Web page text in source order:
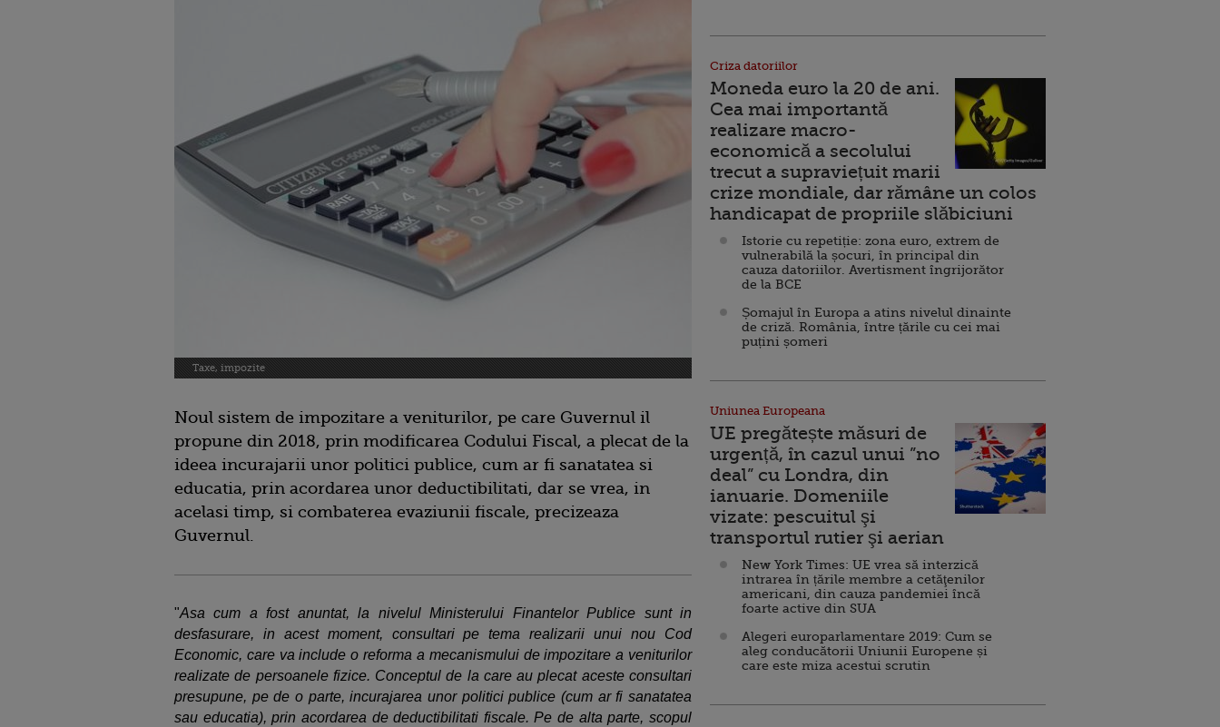
Taxe, impozite
Noul sistem de impozitare a veniturilor, pe care Guvernul il
propune din 2018, prin modificarea Codului Fiscal, a plecat de la
ideea incurajarii unor politici publice, cum ar fi sanatatea si
educatia, prin acordarea unor deductibilitati, dar se vrea, in
acelasi timp, si combaterea evaziunii fiscale, precizeaza
Guvernul.
"Asa cum a fost anuntat, la nivelul Ministerului Finantelor Publice sunt in
desfasurare, in acest moment, consultari pe tema realizarii unui nou Cod
Economic, care va include o reforma a mecanismului de impozitare a veniturilor
realizate de persoanele fizice. Conceptul de la care au plecat aceste consultari
presupune, pe de o parte, incurajarea unor politici publice (cum ar fi sanatatea
sau educatia), prin acordarea de deductibilitati fiscale. Pe de alta parte, scopul
Criza datoriilor
Moneda euro la 20 de ani.
Cea mai importantă
realizare macro-
economică a secolului
trecut a supraviețuit marii
crize mondiale, dar rămâne un colos
handicapat de propriile slăbiciuni
Istorie cu repetiție: zona euro, extrem de
vulnerabilă la șocuri, în principal din
cauza datoriilor. Avertisment îngrijorător
de la BCE
Șomajul în Europa a atins nivelul dinainte
de criză. România, între țările cu cei mai
puțini șomeri
Uniunea Europeana
UE pregătește măsuri de
urgență, în cazul unui ”no
deal” cu Londra, din
ianuarie. Domeniile
vizate: pescuitul şi
transportul rutier şi aerian
New York Times: UE vrea să interzică
intrarea în țările membre a cetăţenilor
americani, din cauza pandemiei încă
foarte active din SUA
Alegeri europarlamentare 2019: Cum se
aleg conducătorii Uniunii Europene și
care este miza acestui scrutin